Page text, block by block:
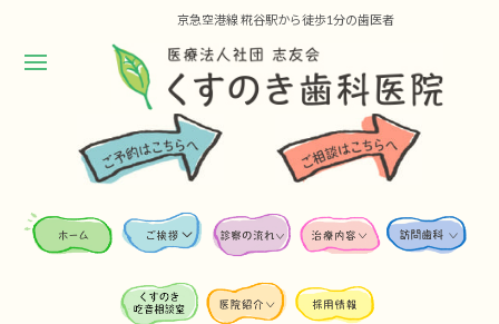
京急空港線 糀谷駅から徒歩1分の歯医者